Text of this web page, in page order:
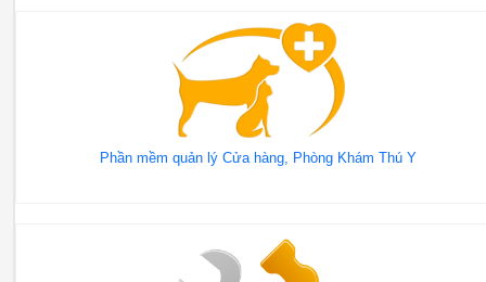
Phần mềm quản lý Cửa hàng, Phòng Khám Thú Y